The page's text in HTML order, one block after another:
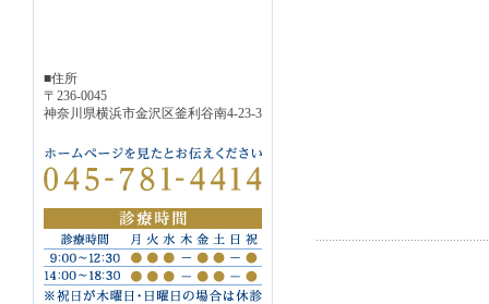
■住所
〒236-0045
神奈川県横浜市金沢区釜利谷南4-23-3